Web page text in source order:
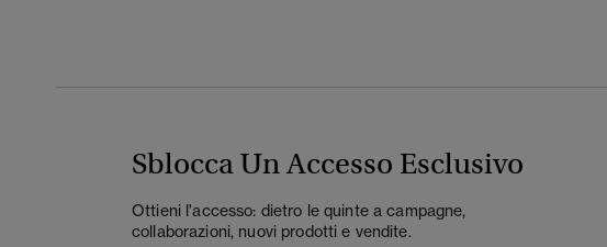
Sblocca Un Accesso Esclusivo
Ottieni l'accesso: dietro le quinte a campagne,
collaborazioni, nuovi prodotti e vendite.